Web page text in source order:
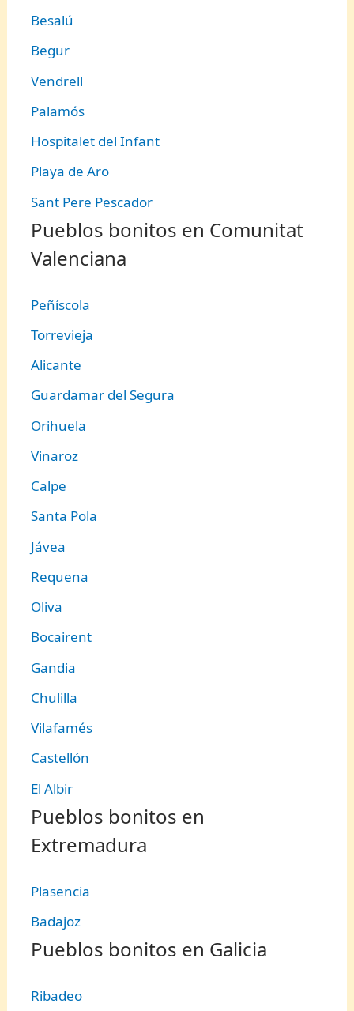
Besalú
Begur
Vendrell
Palamós
Hospitalet del Infant
Playa de Aro
Sant Pere Pescador
Pueblos bonitos en Comunitat
Valenciana
Peñíscola
Torrevieja
Alicante
Guardamar del Segura
Orihuela
Vinaroz
Calpe
Santa Pola
Jávea
Requena
Oliva
Bocairent
Gandia
Chulilla
Vilafamés
Castellón
El Albir
Pueblos bonitos en
Extremadura
Plasencia
Badajoz
Pueblos bonitos en Galicia
Ribadeo